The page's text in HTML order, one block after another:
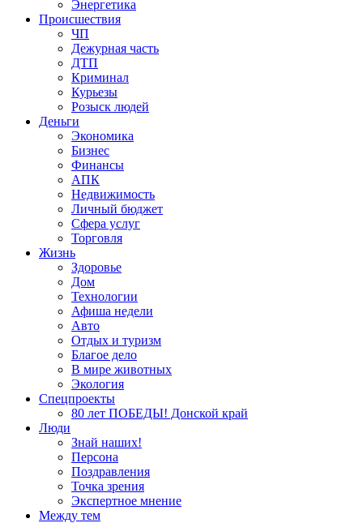
Энергетика
Происшествия
ЧП
Дежурная часть
ДТП
Криминал
Курьезы
Розыск людей
Деньги
Экономика
Бизнес
Финансы
АПК
Недвижимость
Личный бюджет
Сфера услуг
Торговля
Жизнь
Здоровье
Дом
Технологии
Афиша недели
Авто
Отдых и туризм
Благое дело
В мире животных
Экология
Спецпроекты
80 лет ПОБЕДЫ! Донской край
Люди
Знай наших!
Персона
Поздравления
Точка зрения
Экспертное мнение
Между тем